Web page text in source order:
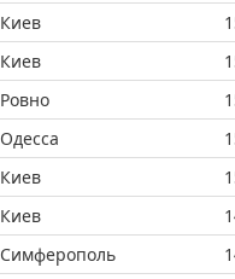
Киев
Киев
Ровно
Одесса
Киев
Киев
Симферополь